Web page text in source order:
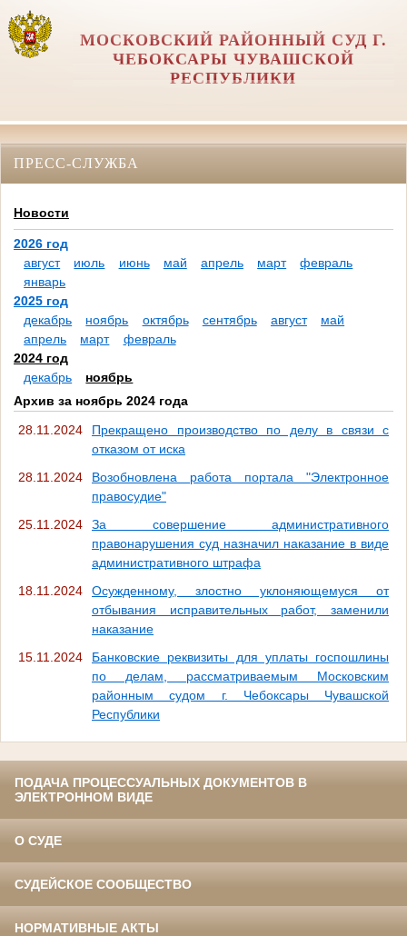
МОСКОВСКИЙ РАЙОННЫЙ СУД Г.
ЧЕБОКСАРЫ ЧУВАШСКОЙ
РЕСПУБЛИКИ
ПРЕСС-СЛУЖБА
Новости
2026 год
август
июль июнь май апрель март
февраль
январь
2025 год
декабрь
ноябрь октябрь сентябрь август
май
апрель
март
февраль
2024 год
декабрь
ноябрь
Архив за ноябрь 2024 года
28.11.2024
Прекращено производство по делу в связи с
отказом от иска
28.11.2024
Возобновлена работа портала "Электронное
правосудие"
25.11.2024
За совершение административного
правонарушения суд назначил наказание в виде
административного штрафа
18.11.2024
Осужденному, злостно уклоняющемуся от
отбывания исправительных работ, заменили
наказание
15.11.2024
Банковские реквизиты для уплаты госпошлины
по делам, рассматриваемым Московским
районным судом г. Чебоксары Чувашской
Республики
ПОДАЧА ПРОЦЕССУАЛЬНЫХ ДОКУМЕНТОВ В
ЭЛЕКТРОННОМ ВИДЕ
О СУДЕ
СУДЕЙСКОЕ СООБЩЕСТВО
НОРМАТИВНЫЕ АКТЫ